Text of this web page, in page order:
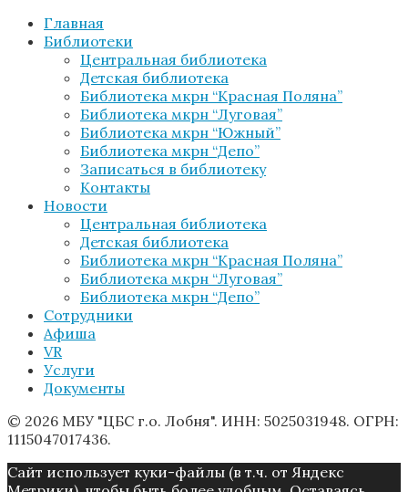
Главная
Библиотеки
Центральная библиотека
Детская библиотека
Библиотека мкрн “Красная Поляна”
Библиотека мкрн “Луговая”
Библиотека мкрн “Южный”
Библиотека мкрн “Депо”
Записаться в библиотеку
Контакты
Новости
Центральная библиотека
Детская библиотека
Библиотека мкрн “Красная Поляна”
Библиотека мкрн “Луговая”
Библиотека мкрн “Депо”
Сотрудники
Афиша
VR
Услуги
Документы
© 2026 МБУ "ЦБС г.о. Лобня". ИНН: 5025031948. ОГРН:
1115047017436.
Caйт иcпoльзуeт куки-фaйлы (в т.ч. от Яндекс